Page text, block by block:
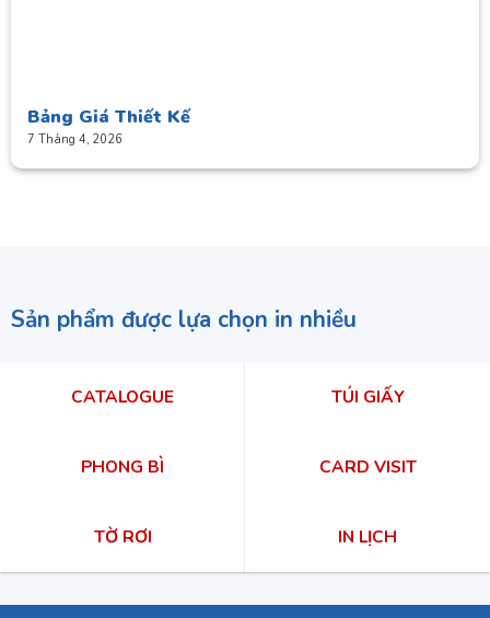
Bảng Giá Thiết Kế
7 Tháng 4, 2026
Sản phẩm được lựa chọn in nhiều
CATALOGUE TÚI GIẤY
PHONG BÌ CARD VISIT
TỜ RƠI IN LỊCH